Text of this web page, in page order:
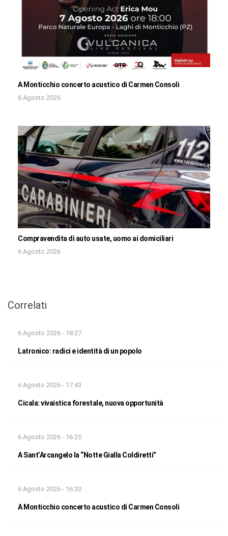
A Monticchio concerto acustico di Carmen Consoli
6 Agosto 2026
Compravendita di auto usate, uomo ai domiciliari
6 Agosto 2026
Correlati
6 Agosto 2026 - 18:27
Latronico: radici e identità di un popolo
6 Agosto 2026 - 17:43
Cicala: vivaistica forestale, nuova opportunità
6 Agosto 2026 - 16:25
A Sant’Arcangelo la “Notte Gialla Coldiretti”
6 Agosto 2026 - 16:20
A Monticchio concerto acustico di Carmen Consoli